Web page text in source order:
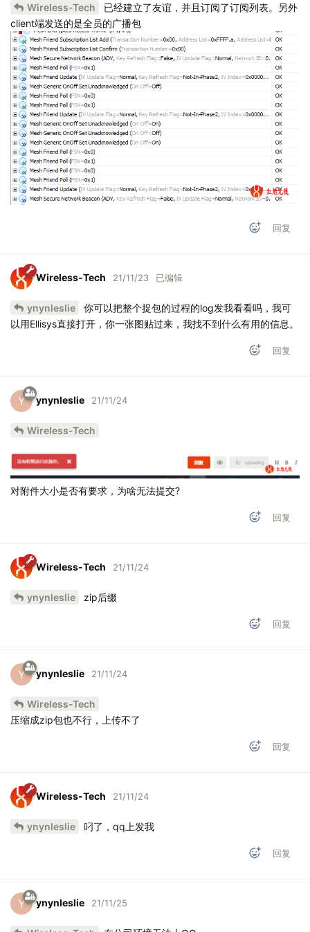
Wireless-Tech
已经建立了友谊，并且订阅了订阅列表。另外
client端发送的是全员的广播包
回复
Wireless-Tech 21/11/23 已编辑
ynynleslie
你可以把整个捉包的过程的log发我看看吗，我可
以用Ellisys直接打开，你一张图贴过来，我找不到什么有用的信息。
回复
Y ynynleslie 21/11/24
Wireless-Tech
对附件大小是否有要求，为啥无法提交?
回复
Wireless-Tech 21/11/24
ynynleslie zip后缀
回复
Y ynynleslie 21/11/24
Wireless-Tech
压缩成zip包也不行，上传不了
回复
Wireless-Tech 21/11/24
ynynleslie 叼了，qq上发我
回复
Y ynynleslie 21/11/25